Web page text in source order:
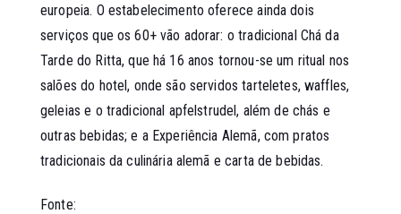
europeia. O estabelecimento oferece ainda dois
serviços que os 60+ vão adorar: o tradicional Chá da
Tarde do Ritta, que há 16 anos tornou-se um ritual nos
salões do hotel, onde são servidos tarteletes, waffles,
geleias e o tradicional apfelstrudel, além de chás e
outras bebidas; e a Experiência Alemã, com pratos
tradicionais da culinária alemã e carta de bebidas.
Fonte: